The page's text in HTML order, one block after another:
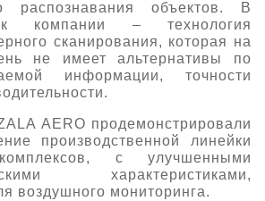
распознавания объектов. В
компании – технология
сканирования, которая на
не имеет альтернативы по
информации, точности
AERO продемонстрировали
производственной линейки
с улучшенными
характеристиками,
воздушного мониторинга.